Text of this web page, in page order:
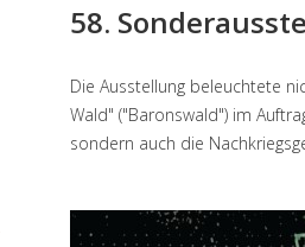
58.
Die Ausstellung beleuchtete
Wald" ("Baronswald") im
sondern auch die